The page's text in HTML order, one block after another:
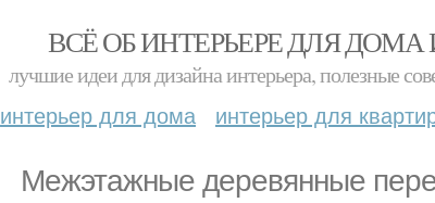
ВСЁ ОБ ИНТЕРЬЕРЕ ДЛЯ ДОМА
лучшие идеи для дизайна интерьера, полезные
интерьер для дома интерьер для
Межэтажные деревянные